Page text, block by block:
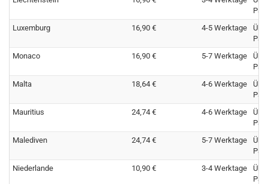
Luxemburg
16,90 € 4-5 Werktage
Monaco
16,90 € 5-7 Werktage
Malta
18,64 € 4-6 Werktage
Mauritius
24,74 € 4-6 Werktage
Malediven
24,74 € 5-7 Werktage
Niederlande
10,90 € 3-4 Werktage